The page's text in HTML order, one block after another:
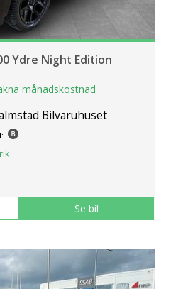
Ydre Night Edition
månadskostnad
Bilvaruhuset
Se bil